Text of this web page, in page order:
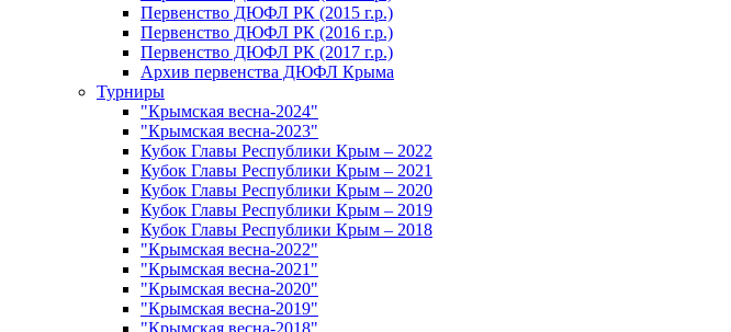
Первенство ДЮФЛ РК (2015 г.р.)
Первенство ДЮФЛ РК (2016 г.р.)
Первенство ДЮФЛ РК (2017 г.р.)
Архив первенства ДЮФЛ Крыма
Турниры
"Крымская весна-2024"
"Крымская весна-2023"
Кубок Главы Республики Крым – 2022
Кубок Главы Республики Крым – 2021
Кубок Главы Республики Крым – 2020
Кубок Главы Республики Крым – 2019
Кубок Главы Республики Крым – 2018
"Крымская весна-2022"
"Крымская весна-2021"
"Крымская весна-2020"
"Крымская весна-2019"
"Крымская весна-2018"